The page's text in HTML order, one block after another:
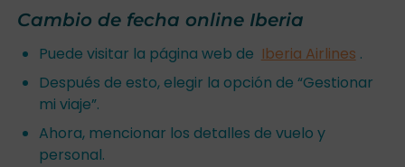
Cambio de fecha online Iberia
Puede visitar la página web de Iberia Airlines .
Después de esto, elegir la opción de “Gestionar
mi viaje”.
Ahora, mencionar los detalles de vuelo y
personal.